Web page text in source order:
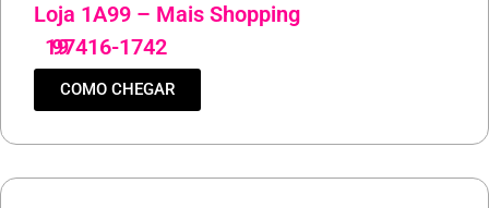
Loja 1A99 – Mais Shopping
19
97416-1742
COMO CHEGAR